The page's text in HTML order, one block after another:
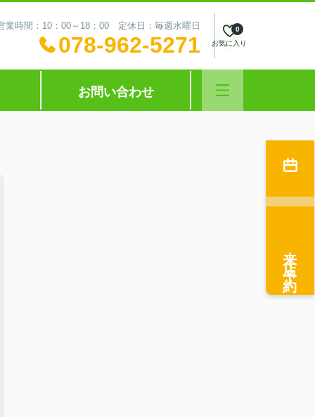
業時間：10：00～18：00 定休日：毎週水曜日
078-962-5271 お気に入り
0
お問い合わせ
来店予約